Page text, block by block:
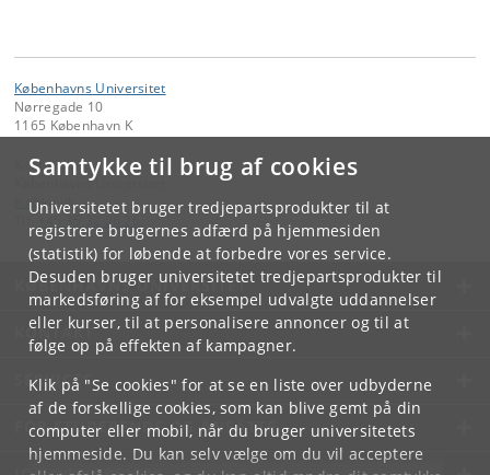
Samtykke til brug af cookies
Universitetet bruger tredjepartsprodukter til at
registrere brugernes adfærd på hjemmesiden
(statistik) for løbende at forbedre vores service.
Desuden bruger universitetet tredjepartsprodukter til
markedsføring af for eksempel udvalgte uddannelser
eller kurser, til at personalisere annoncer og til at
følge op på effekten af kampagner.
Klik på "Se cookies" for at se en liste over udbyderne
af de forskellige cookies, som kan blive gemt på din
computer eller mobil, når du bruger universitetets
hjemmeside. Du kan selv vælge om du vil acceptere
Københavns Universitet
Nørregade 10
1165 København K
Kontakt:
Københavns Universitet
@ku.dk
KØBENHAVNS UNIVERSITET
KONTAKT
SERVICES
FOR STUDERENDE OG ANSATTE